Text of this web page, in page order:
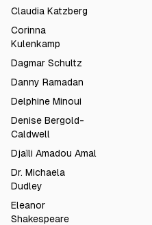
Claudia Katzberg
Corinna
Kulenkamp
Dagmar Schultz
Danny Ramadan
Delphine Minoui
Denise Bergold-
Caldwell
Djaïli Amadou Amal
Dr. Michaela
Dudley
Eleanor
Shakespeare